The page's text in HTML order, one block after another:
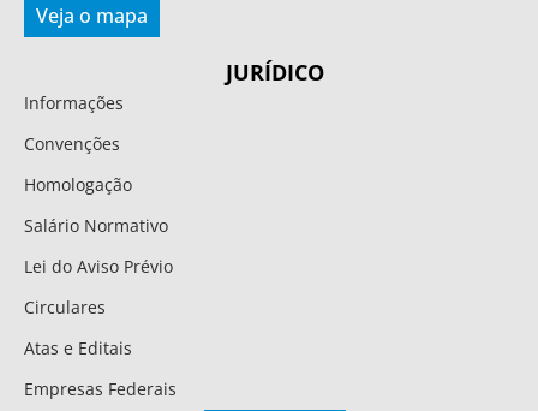
Veja o mapa
JURÍDICO
Informações
Convenções
Homologação
Salário Normativo
Lei do Aviso Prévio
Circulares
Atas e Editais
Empresas Federais